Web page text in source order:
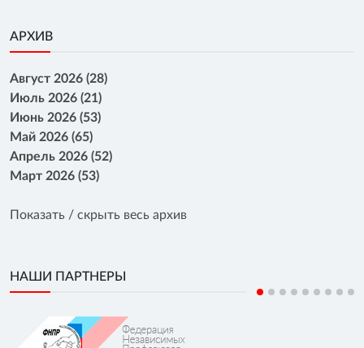
АРХИВ
Август 2026 (28)
Июль 2026 (21)
Июнь 2026 (53)
Май 2026 (65)
Апрель 2026 (52)
Март 2026 (53)
Показать / скрыть весь архив
НАШИ ПАРТНЕРЫ